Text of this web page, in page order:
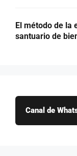
El método de la
santuario de
Canal de